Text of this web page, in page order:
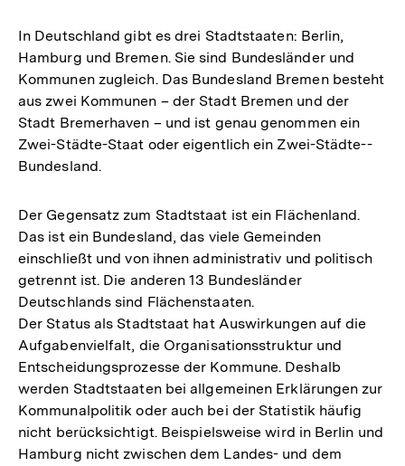
In Deutschland gibt es drei Stadtstaaten: Berlin,
Hamburg und Bremen. Sie sind Bundesländer und
Kommunen zugleich. Das Bundesland Bremen besteht
aus zwei Kommunen – der Stadt Bremen und der
Stadt Bremerhaven – und ist genau genommen ein
Zwei-Städte-Staat oder eigentlich ein Zwei-Städte-­
Bundesland.
Der Gegensatz zum Stadtstaat ist ein Flächenland.
Das ist ein Bundesland, das viele Gemeinden
einschließt und von ihnen administrativ und politisch
getrennt ist. Die anderen 13 Bundesländer
Deutschlands sind Flächenstaaten.
Der Status als Stadtstaat hat Auswirkungen auf die
Aufgabenvielfalt, die Organisationsstruktur und
Entscheidungsprozesse der Kommune. Deshalb
werden Stadtstaaten bei allgemeinen Erklärungen zur
Kommunalpolitik oder auch bei der Statistik häufig
nicht berücksichtigt. Beispielsweise wird in Berlin und
Hamburg nicht zwischen dem Landes- und dem